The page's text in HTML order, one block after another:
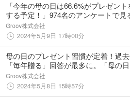
「今年の母の日は66.6%がプレゼント
する予定！」974名のアンケートで見
ギフトの購買動向—「母の日.me」5月
表
Groov株式会社
2024年5月9日 17時00分
母の日のプレゼント習慣が定着！過
「毎年贈る」回答が最多に。「母の
トはどれぐらいの頻度で贈っています
の調査アンケートで、母の日にプレゼ
贈る頻度の実態調査を実施。
Groov株式会社
2024年5月8日 15時57分